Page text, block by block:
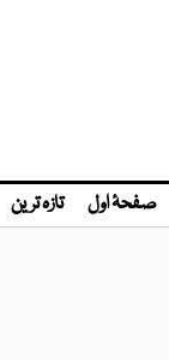
صفحۂ اول تازہ ترین